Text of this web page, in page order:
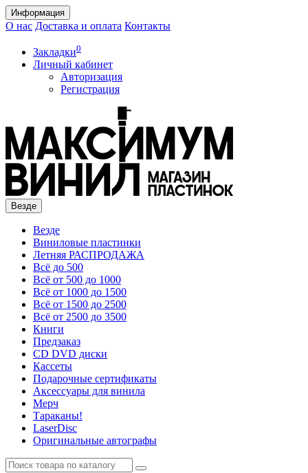
Информация
О нас Доставка и оплата Контакты
Закладки0
Личный кабинет
Авторизация
Регистрация
Везде
Везде
Виниловые пластинки
Летняя РАСПРОДАЖА
Всё до 500
Всё от 500 до 1000
Всё от 1000 до 1500
Всё от 1500 до 2500
Всё от 2500 до 3500
Книги
Предзаказ
CD DVD диски
Кассеты
Подарочные сертификаты
Аксессуары для винила
Мерч
Тараканы!
LaserDisc
Оригинальные автографы